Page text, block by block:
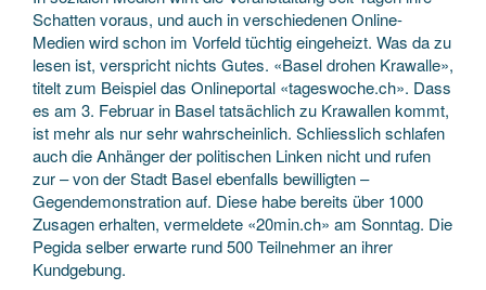
Schatten voraus, und auch in verschiedenen Online-
Medien wird schon im Vorfeld tüchtig eingeheizt. Was da zu
lesen ist, verspricht nichts Gutes. «Basel drohen Krawalle»,
titelt zum Beispiel das Onlineportal «tageswoche.ch». Dass
es am 3. Februar in Basel tatsächlich zu Krawallen kommt,
ist mehr als nur sehr wahrscheinlich. Schliesslich schlafen
auch die Anhänger der politischen Linken nicht und rufen
zur – von der Stadt Basel ebenfalls bewilligten –
Gegendemonstration auf. Diese habe bereits über 1000
Zusagen erhalten, vermeldete «20min.ch» am Sonntag. Die
Pegida selber erwarte rund 500 Teilnehmer an ihrer
Kundgebung.